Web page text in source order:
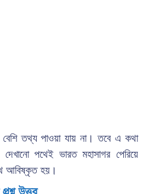
তথ্য পাওয়া যায় না। তবে এ কথা
দেখানো পথেই ভারত মহাসাগর পেরিয়ে
আবিষ্কৃত হয়।